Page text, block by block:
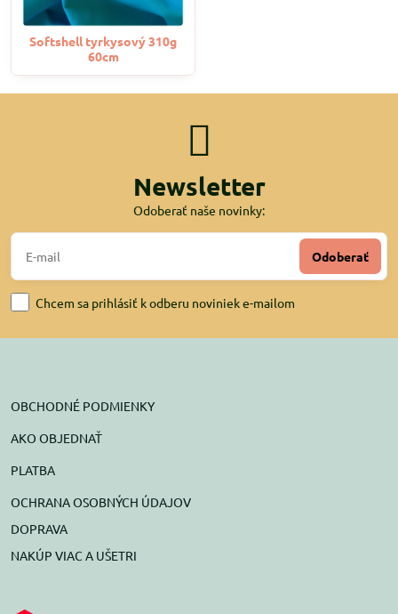
Softshell tyrkysový 310g
60cm
Newsletter
Odoberať naše novinky:
Odoberať
Chcem sa prihlásiť k odberu noviniek e-mailom
OBCHODNÉ PODMIENKY
AKO OBJEDNAŤ
PLATBA
OCHRANA OSOBNÝCH ÚDAJOV
DOPRAVA
NAKÚP VIAC A UŠETRI